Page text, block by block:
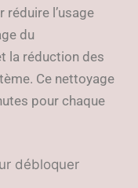
l’usage
du
la réduction des
Ce nettoyage
pour chaque
débloquer